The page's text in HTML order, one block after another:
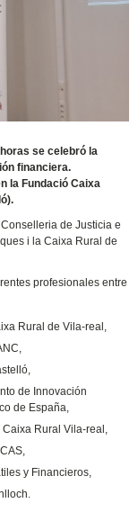
se celebró la
financiera.
la Fundació Caixa
de Justicia e
i la Caixa Rural de
profesionales entre
Rural de Vila-real,
de Innovación
de España,
Caixa Rural Vila-real,
y Financieros,